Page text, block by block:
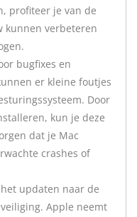
profiteer je van de
kunnen verbeteren
bugfixes en
er kleine foutjes
Door
kun je deze
dat je Mac
crashes of
updaten naar de
Apple neemt